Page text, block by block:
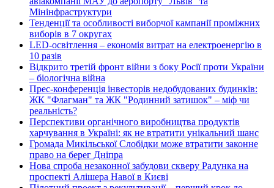
Мінінфраструктури
Тенденції та особливості виборчої кампанії проміжних
виборів в 7 округах
LED-освітлення – економія витрат на електроенергію в
10 разів
Відкрито третій фронт війни з боку Росії проти України
– біологічна війна
Прес-конференція інвесторів недобудованих будинків:
ЖК "Флагман" та ЖК "Родинний затишок" – міф чи
реальність?
Перспективи органічного виробництва продуктів
харчування в Україні: як не втратити унікальний шанс
Громада Микільської Слобідки може втратити законне
право на берег Дніпра
Нова спроба незаконної забудови скверу Радунка на
проспекті Алішера Навої в Києві